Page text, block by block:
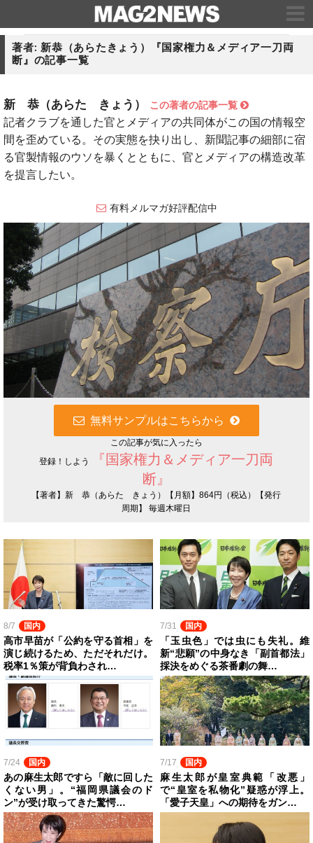
著者: 新恭（あらたきょう）『国家権力＆メディア一刀両
断』の記事一覧
新 恭（あらた きょう） この著者の記事一覧
記者クラブを通した官とメディアの共同体がこの国の情報空
間を歪めている。その実態を抉り出し、新聞記事の細部に宿
る官製情報のウソを暴くとともに、官とメディアの構造改革
を提言したい。
有料メルマガ好評配信中
無料サンプルはこちらから
この記事が気に入ったら
登録！しよう
『国家権力＆メディア一刀両
断』
【著者】新 恭（あらた きょう）【月額】864円（税込）【発行
周期】 毎週木曜日
8/7 国内
高市早苗が「公約を守る首相」を
演じ続けるため、ただそれだけ。
税率1％策が背負わされ…
7/31 国内
「玉虫色」では虫にも失礼。維
新“悲願”の中身なき「副首都法」
採決をめぐる茶番劇の舞…
7/24 国内
あの麻生太郎ですら「敵に回した
くない男」。“福岡県議会のド
ン”が受け取ってきた驚愕…
7/17 国内
麻生太郎が皇室典範「改悪」
で“皇室を私物化”疑惑が浮上。
「愛子天皇」への期待をガン…